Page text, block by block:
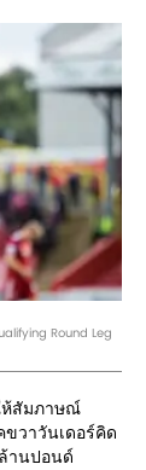
Round Leg
ห้สัมภาษณ์
วาวันเดอร์คิด
านปอนด์